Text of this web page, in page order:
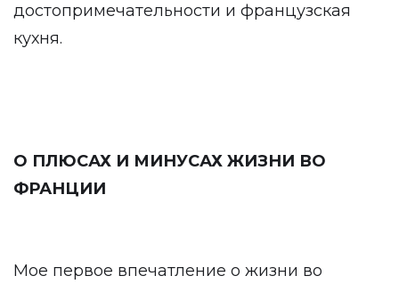
достопримечательности и французская
кухня.
О ПЛЮСАХ И МИНУСАХ ЖИЗНИ ВО
ФРАНЦИИ
Мое первое впечатление о жизни во